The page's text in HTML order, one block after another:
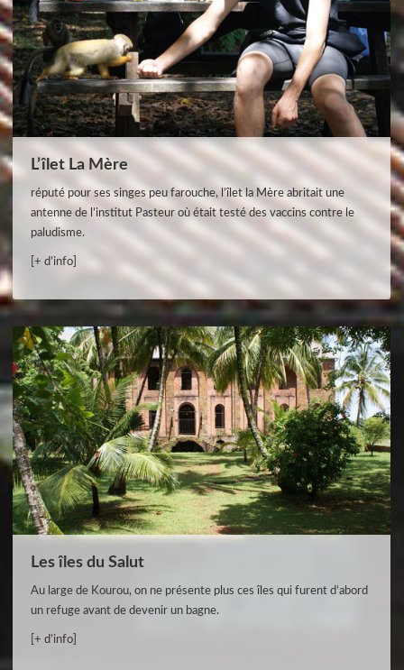
L’îlet La Mère
réputé pour ses singes peu farouche, l’îlet la Mère abritait une
antenne de l’institut Pasteur où était testé des vaccins contre le
paludisme.
[+ d’info]
Les îles du Salut
Au large de Kourou, on ne présente plus ces îles qui furent d’abord
un refuge avant de devenir un bagne.
[+ d’info]